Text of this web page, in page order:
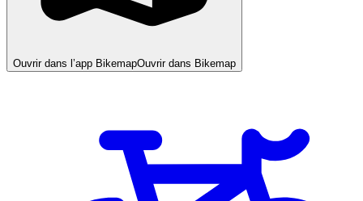
Ouvrir dans l’app BikemapOuvrir dans Bikemap